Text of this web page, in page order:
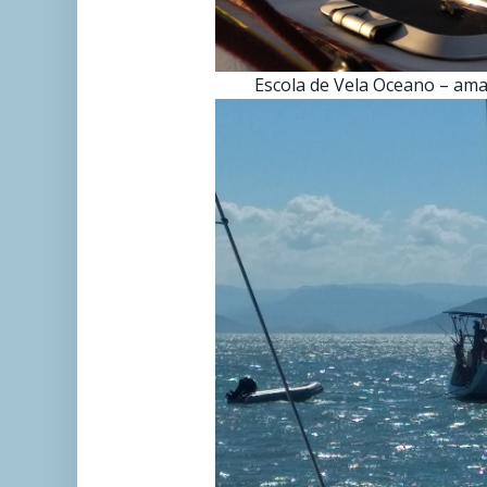
Escola de Vela Oceano –